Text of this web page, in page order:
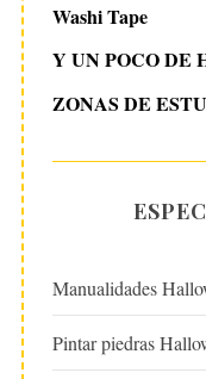
Washi Tape
Y UN POCO DE
ZONAS DE
Manualidades
Pintar piedras